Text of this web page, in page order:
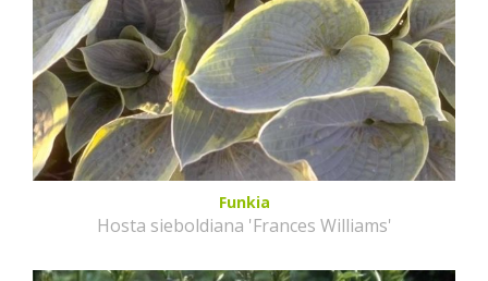
Funkia
Hosta sieboldiana 'Frances Williams'